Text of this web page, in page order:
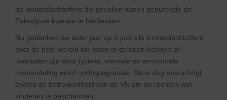
de kinderslachtoffers die gevallen waren gedurende de
Palestijnse kwestie te herdenken.
Nu gedenken we ieder jaar op 4 juni alle kinderslachtoffers
over de hele wereld die lijden of geleden hebben of
overleden zijn door fysieke, mentale en emotionele
mishandeling en/of oorlogsagressie. Deze dag bekrachtigt
tevens de betrokkenheid van de VN om de rechten van
kinderen te beschermen.